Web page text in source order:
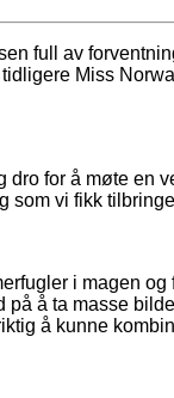
full av
Miss
dro for å møte en
som vi fikk
i magen
på å ta masse
å kunne